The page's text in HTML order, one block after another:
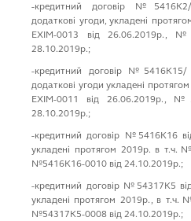
-кредитний договір №5416К2/
додаткові угоди, укладені
EXIM-0013 від 26.06.2019р.,
28.10.2019р.;
-кредитний договір №5416К15/
додаткові угоди укладені
EXIM-0011 від 26.06.2019р.,
28.10.2019р.;
-кредитний договір №5416К16
укладені протягом 2019р. в т.ч.
№5416К16-0010 від 24.10.2019р.;
-кредитний договір №54317К5
укладені протягом 2019р., в т.ч.
№54317К5-0008 від 24.10.2019р.;